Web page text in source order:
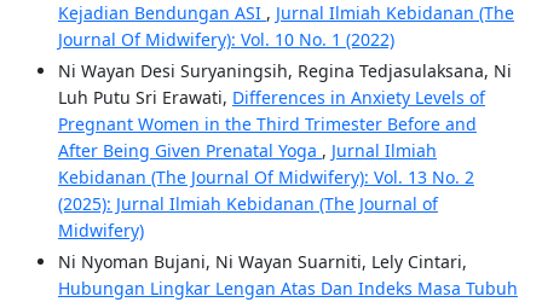
Kejadian Bendungan ASI , Jurnal Ilmiah Kebidanan (The
Journal Of Midwifery): Vol. 10 No. 1 (2022)
Ni Wayan Desi Suryaningsih, Regina Tedjasulaksana, Ni
Luh Putu Sri Erawati, Differences in Anxiety Levels of
Pregnant Women in the Third Trimester Before and
After Being Given Prenatal Yoga , Jurnal Ilmiah
Kebidanan (The Journal Of Midwifery): Vol. 13 No. 2
(2025): Jurnal Ilmiah Kebidanan (The Journal of
Midwifery)
Ni Nyoman Bujani, Ni Wayan Suarniti, Lely Cintari,
Hubungan Lingkar Lengan Atas Dan Indeks Masa Tubuh